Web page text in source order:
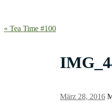
« Tea Time #100
März 28, 2016